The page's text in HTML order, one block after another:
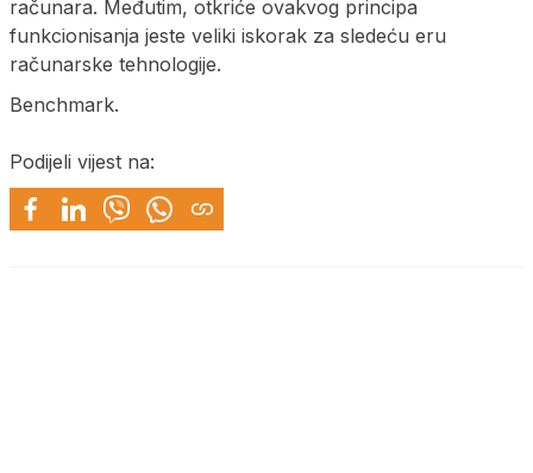
računara. Međutim, otkriće ovakvog principa
funkcionisanja jeste veliki iskorak za sledeću eru
računarske tehnologije.
Benchmark.
Podijeli vijest na: